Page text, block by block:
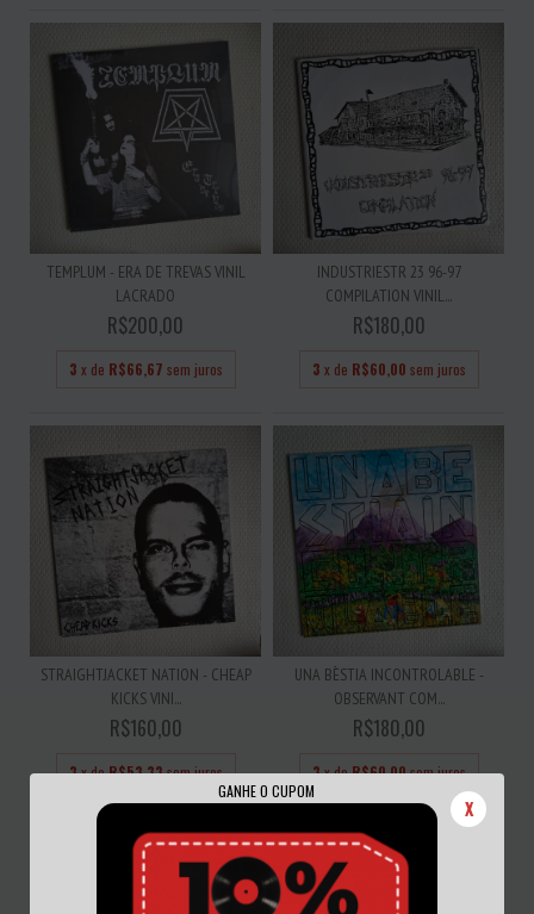
GANHE O CUPOM
X
TEMPLUM - ERA DE TREVAS VINIL
LACRADO
R$200,00
3 x de R$66,67 sem juros
INDUSTRIESTR 23 96-97
COMPILATION VINIL...
R$180,00
3 x de R$60,00 sem juros
STRAIGHTJACKET NATION - CHEAP
KICKS VINI...
R$160,00
3x deR$53,33sem juros
UNA BÈSTIA INCONTROLABLE -
OBSERVANT COM...
R$180,00
3x deR$60,00sem juros